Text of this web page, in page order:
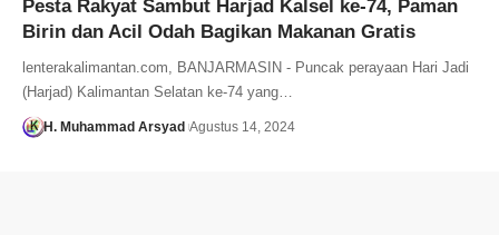
Pesta Rakyat Sambut Harjad Kalsel ke-74, Paman
Birin dan Acil Odah Bagikan Makanan Gratis
lenterakalimantan.com, BANJARMASIN - Puncak perayaan Hari Jadi
(Harjad) Kalimantan Selatan ke-74 yang…
H. Muhammad Arsyad Agustus 14, 2024